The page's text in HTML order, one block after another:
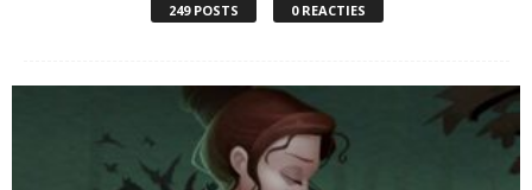
249 POSTS 0 REACTIES